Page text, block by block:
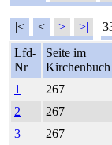
|< < > >|
Lfd-
Nr
Seite im
Kirchenbuch
1
267
2
267
3
267